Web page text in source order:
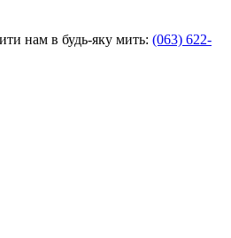
нам в будь-яку мить: (063) 622-